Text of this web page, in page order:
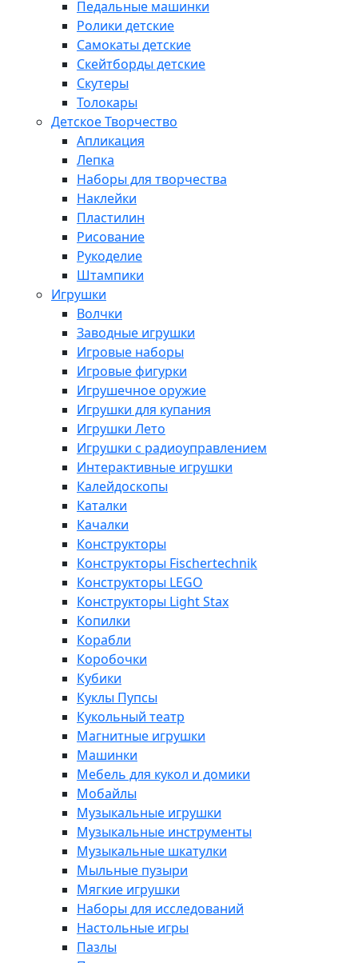
Педальные машинки
Ролики детские
Самокаты детские
Скейтборды детские
Скутеры
Толокары
Детское Творчество
Апликация
Лепка
Наборы для творчества
Наклейки
Пластилин
Рисование
Рукоделие
Штампики
Игрушки
Волчки
Заводные игрушки
Игровые наборы
Игровые фигурки
Игрушечное оружие
Игрушки для купания
Игрушки Лето
Игрушки с радиоуправлением
Интерактивные игрушки
Калейдоскопы
Каталки
Качалки
Конструкторы
Конструкторы Fisсhertechnik
Конструкторы LEGO
Конструкторы Light Stax
Копилки
Корабли
Коробочки
Кубики
Куклы Пупсы
Кукольный театр
Магнитные игрушки
Машинки
Мебель для кукол и домики
Мобайлы
Музыкальные игрушки
Музыкальные инструменты
Музыкальные шкатулки
Мыльные пузыри
Мягкие игрушки
Наборы для исследований
Настольные игры
Пазлы